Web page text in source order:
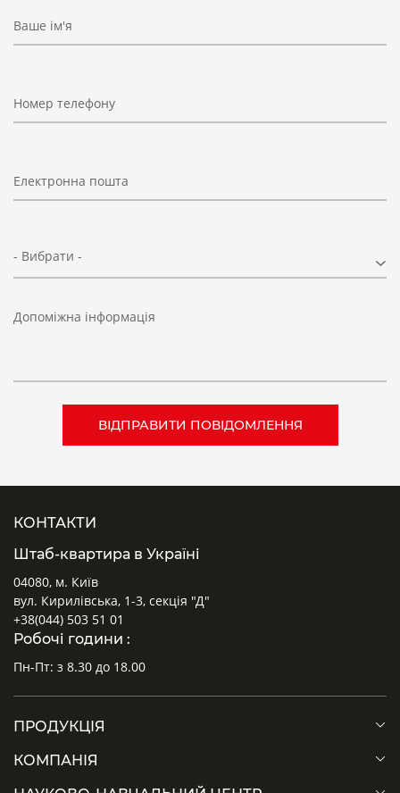
Ваше ім'я
Номер телефону
Електронна пошта
- Вибрати -
Допоміжна інформація
КОНТАКТИ
Штаб-квартира в Україні
04080, м. Київ
вул. Кирилівська, 1-3, секція "Д"
+38(044) 503 51 01
Робочі години :
Пн-Пт: з 8.30 до 18.00
ПРОДУКЦІЯ
КОМПАНІЯ